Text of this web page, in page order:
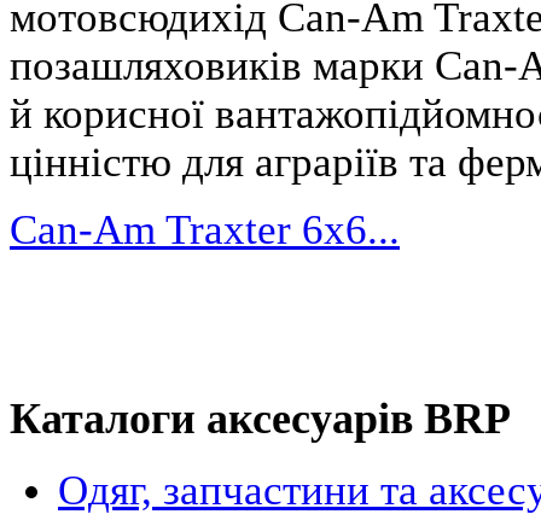
мотовсюдихід Can-Am
позашляховиків марки Can-
й корисної
цінністю для аграріїв та
Can-Am Traxter 6x6...
Каталоги аксесуарів BRP
Одяг, запчастини та